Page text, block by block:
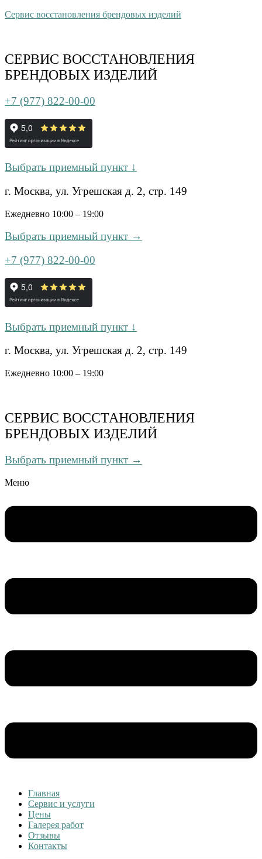
Сервис восстановления брендовых изделий
СЕРВИС ВОССТАНОВЛЕНИЯ
БРЕНДОВЫХ ИЗДЕЛИЙ
+7 (977) 822-00-00
Выбрать приемный пункт ↓
г. Москва, ул. Угрешская д. 2, стр. 149
Ежедневно 10:00 – 19:00
Выбрать приемный пункт →
+7 (977) 822-00-00
Выбрать приемный пункт ↓
г. Москва, ул. Угрешская д. 2, стр. 149
Ежедневно 10:00 – 19:00
СЕРВИС ВОССТАНОВЛЕНИЯ
БРЕНДОВЫХ ИЗДЕЛИЙ
Выбрать приемный пункт →
Меню
Главная
Сервис и услуги
Цены
Галерея работ
Отзывы
Контакты